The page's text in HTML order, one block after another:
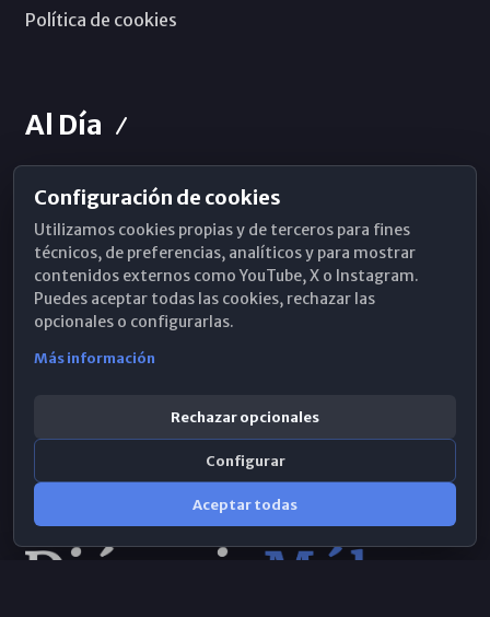
Política de cookies
Al Día
Horarios de Misa
Hemeroteca
WhatsApp
Configuración de cookies
Utilizamos cookies propias y de terceros para fines
técnicos, de preferencias, analíticos y para mostrar
contenidos externos como YouTube, X o Instagram.
Puedes aceptar todas las cookies, rechazar las
opcionales o configurarlas.
Más información
Rechazar opcionales
Configurar
Aceptar todas